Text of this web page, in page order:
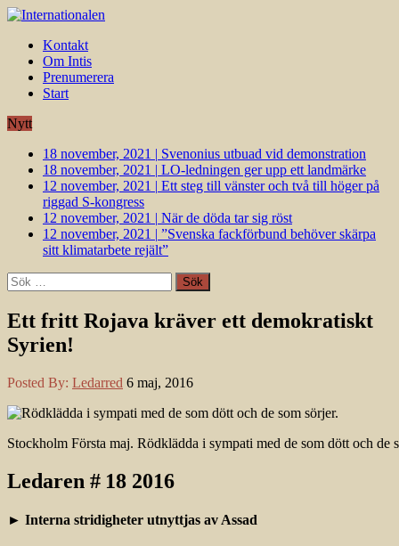
Kontakt
Om Intis
Prenumerera
Start
Nytt
18 november, 2021 | Svenonius utbuad vid demonstration
18 november, 2021 | LO-ledningen ger upp ett landmärke
12 november, 2021 | Ett steg till vänster och två till höger på
riggad S-kongress
12 november, 2021 | När de döda tar sig röst
12 november, 2021 | ”Svenska fackförbund behöver skärpa
sitt klimatarbete rejält”
Sök
efter:
Ett fritt Rojava kräver ett demokratiskt
Syrien!
Posted By: Ledarred 6 maj, 2016
Stockholm Första maj. Rödklädda i sympati med de som dött och de
Ledaren # 18 2016
► Interna stridigheter utnyttjas av Assad